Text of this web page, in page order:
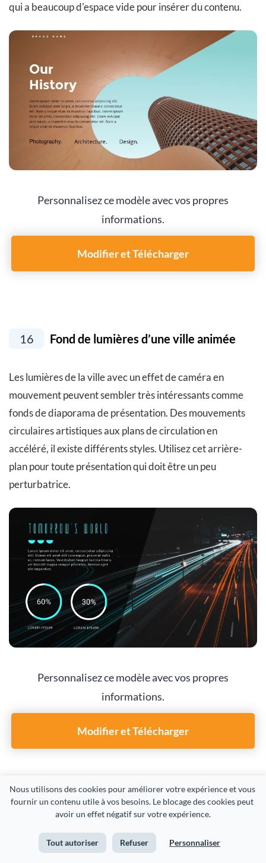
Nous utilisons des cookies pour améliorer votre expérience et vous
fournir un contenu utile à vos besoins. Le blocage des cookies peut
avoir un effet négatif sur votre expérience.
Tout autoriser Refuser Personnaliser
qui a beaucoup d'espace vide pour insérer du contenu.
Personnalisez ce modèle avec vos propres
informations.
Modifier et Télécharger
16 Fond de lumières d’une ville animée
Les lumières de la ville avec un effet de caméra en
mouvement peuvent sembler très intéressants comme
fonds de diaporama de présentation. Des mouvements
circulaires artistiques aux plans de circulation en
accéléré, il existe différents styles. Utilisez cet arrière-
plan pour toute présentation qui doit être un peu
perturbatrice.
Personnalisez ce modèle avec vos propres
informations.
Modifier et Télécharger
Image de arrière-plan boisé
Les prises de vue boisées sont idéales pour tout type de